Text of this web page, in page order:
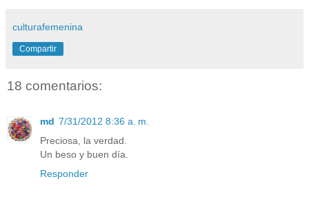
culturafemenina
Compartir
18 comentarios:
md 7/31/2012 8:36 a. m.
Preciosa, la verdad.
Un beso y buen día.
Responder